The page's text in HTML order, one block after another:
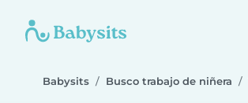
Babysits Busco trabajo de niñera